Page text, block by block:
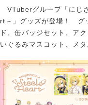
VTuberグループ「にじ
rt～」グッズが登場！ グ
ド、缶バッジセット、ア
いぐるみマスコット、メ